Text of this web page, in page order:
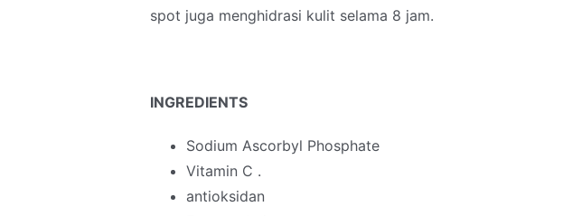
spot juga menghidrasi kulit selama 8 jam.
INGREDIENTS
Sodium Ascorbyl Phosphate
Vitamin C .
antioksidan